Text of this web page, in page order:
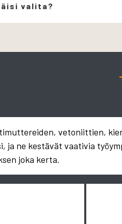
valita?
vetoniittien,
ja ne kestävät vaativia
joka kerta.